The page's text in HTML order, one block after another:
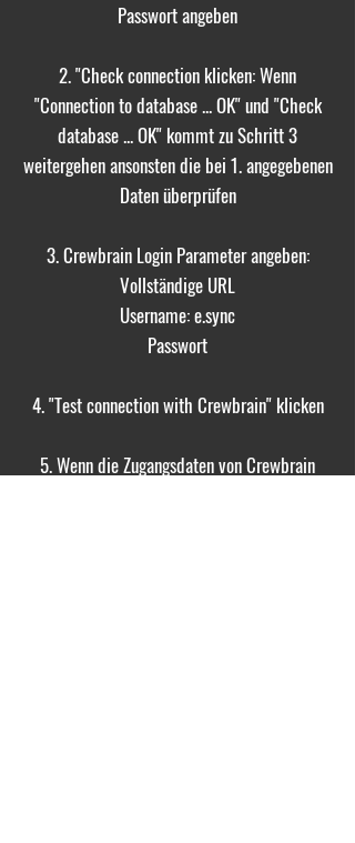
Passwort angeben
2. "Check connection klicken: Wenn
"Connection to database ... OK" und "Check
database ... OK" kommt zu Schritt 3
weitergehen ansonsten die bei 1. angegebenen
Daten überprüfen
3. Crewbrain Login Parameter angeben:
Vollständige URL
Username: e.sync
Passwort
4. "Test connection with Crewbrain" klicken
5. Wenn die Zugangsdaten von Crewbrain